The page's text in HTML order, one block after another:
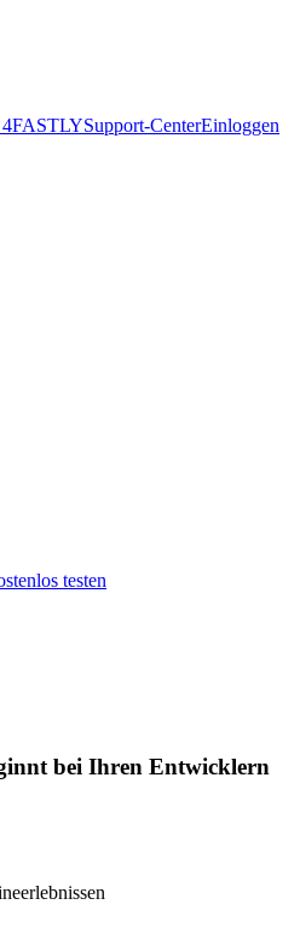
Support-CenterEinloggen
testen
bei Ihren Entwicklern